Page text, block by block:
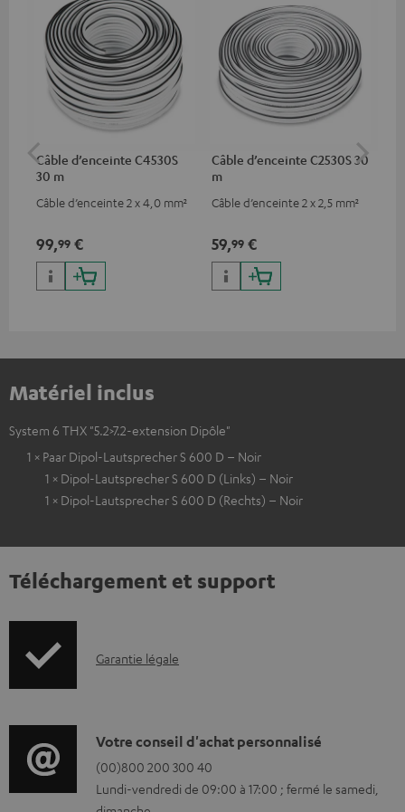
Câble d’enceinte C4530S
30 m
Câble d’enceinte 2 x 4,0 mm²
99,99 €
Câble d’enceinte C2530S 30
m
Câble d’enceinte 2 x 2,5 mm²
59,99 €
Matériel inclus
System 6 THX "5.2>7.2-extension Dipôle"
1 × Paar Dipol-Lautsprecher S 600 D – Noir
1 × Dipol-Lautsprecher S 600 D (Links) – Noir
1 × Dipol-Lautsprecher S 600 D (Rechts) – Noir
Téléchargement et support
I
o
r
m
Garantie légale
D
é
t
Votre conseil d'achat personnalisé
(00)800 200 300 40
Lundi-vendredi de 09:00 à 17:00 ; fermé le samedi,